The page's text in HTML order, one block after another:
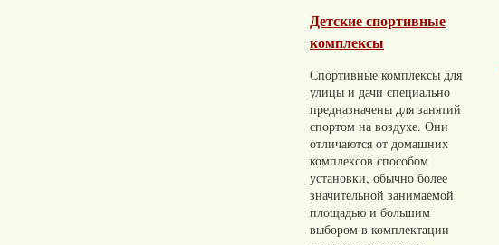
Детские спортивные
комплексы
Спортивные комплексы для
улицы и дачи специально
предназначены для занятий
спортом на воздухе. Они
отличаются от домашних
комплексов способом
установки, обычно более
значительной занимаемой
площадью и большим
выбором в комплектации